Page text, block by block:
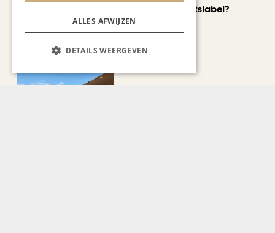
nieuwe kwaliteitslabel?
ALLES AFWIJZEN
DETAILS WEERGEVEN